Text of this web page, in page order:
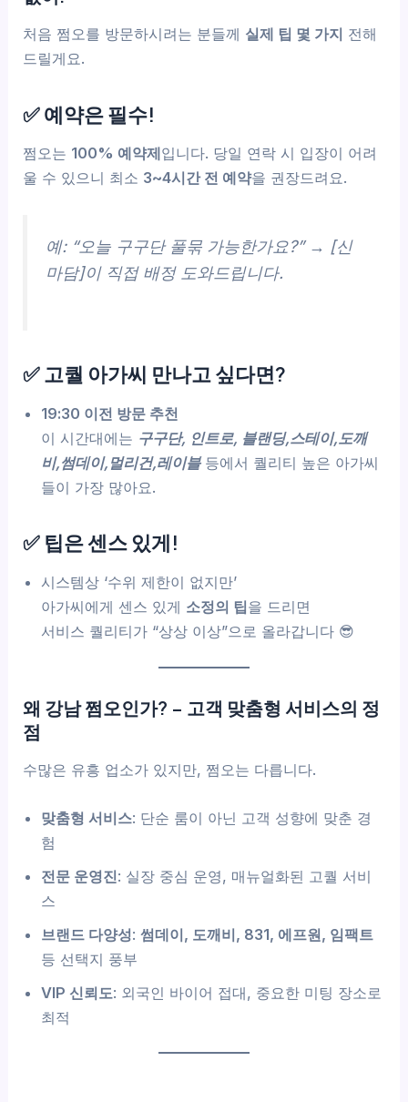
처음 쩜오를 방문하시려는 분들께 실제 팁 몇 가지 전해
드릴게요.
✅ 예약은 필수!
쩜오는 100% 예약제입니다. 당일 연락 시 입장이 어려
울 수 있으니 최소 3~4시간 전 예약을 권장드려요.
예: “오늘 구구단 풀묶 가능한가요?” → [신
마담]이 직접 배정 도와드립니다.
✅ 고퀄 아가씨 만나고 싶다면?
19:30 이전 방문 추천
이 시간대에는 구구단, 인트로, 블랜딩,스테이,도깨
비,썸데이,멀리건,레이블등에서 퀄리티 높은 아가씨
들이 가장 많아요.
✅ 팁은 센스 있게!
시스템상 ‘수위 제한이 없지만’
아가씨에게 센스 있게 소정의 팁을 드리면
서비스 퀄리티가 “상상 이상”으로 올라갑니다 😎
왜 강남 쩜오인가? – 고객 맞춤형 서비스의 정
점
수많은 유흥 업소가 있지만, 쩜오는 다릅니다.
맞춤형 서비스: 단순 룸이 아닌 고객 성향에 맞춘 경
험
전문 운영진: 실장 중심 운영, 매뉴얼화된 고퀄 서비
스
브랜드 다양성:썸데이, 도깨비, 831, 에프원, 임팩트
등 선택지 풍부
VIP 신뢰도: 외국인 바이어 접대, 중요한 미팅 장소로
최적